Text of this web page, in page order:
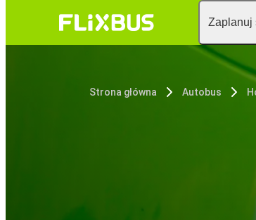
Zaplanuj
Strona główna Autobus